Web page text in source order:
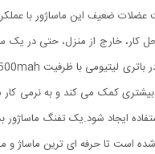
ضعیف این ماساژور با
کار، خارج از منزل، حتی در یک
کمک می کند و به نرمی
ایجاد شود.یک تفنگ
است تا حرفه ای ترین ماساژ و